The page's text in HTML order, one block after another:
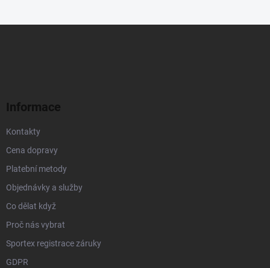
Informace
Kontakty
Cena dopravy
Platební metody
Objednávky a služby
Co dělat když
Proč nás vybrat
Sportex registrace záruky
GDPR